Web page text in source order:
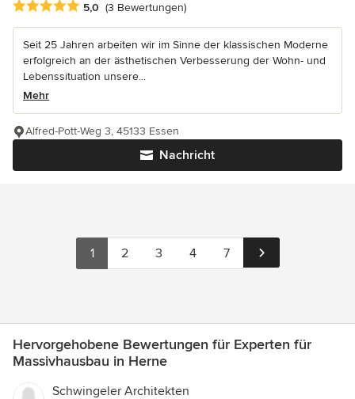
Durchschnittliche Bewertung: 5 von 5 Sternen
5,0 (3 Bewertungen)
Seit 25 Jahren arbeiten wir im Sinne der klassischen Moderne
erfolgreich an der ästhetischen Verbesserung der Wohn- und
Lebenssituation unsere...
Mehr
Nachricht
Alfred-Pott-Weg 3, 45133 Essen
1 2 3 4 7
Hervorgehobene Bewertungen für Experten für
Massivhausbau in Herne
Schwingeler Architekten